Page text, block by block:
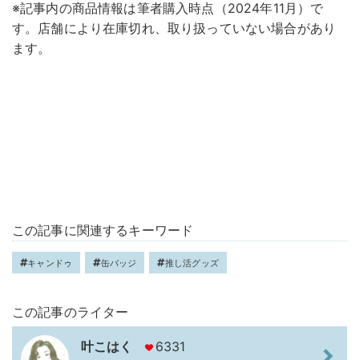
※記事内の商品情報は筆者購入時点（2024年11月）で
す。店舗により在庫切れ、取り扱っていない場合があり
ます。
この記事に関連するキーワード
キャンドゥ 缶バッジ 推し活グッズ
この記事のライター
叶こはく 6331